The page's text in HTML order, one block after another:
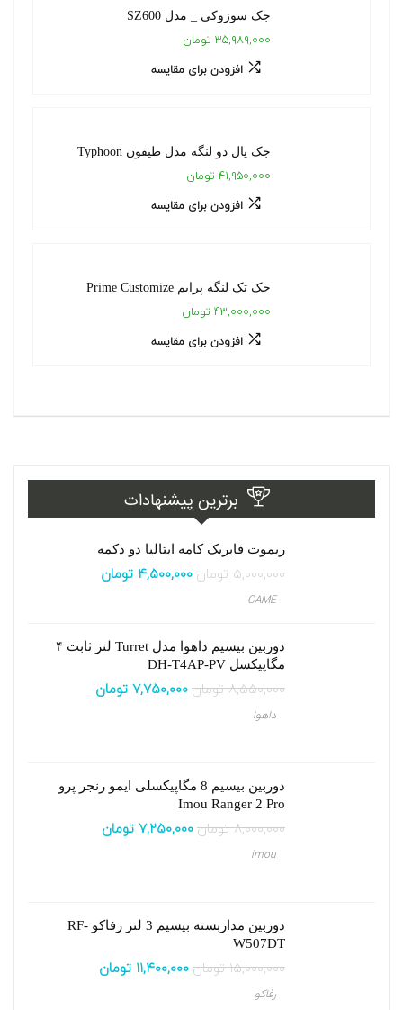
جک سوزوکی _ مدل SZ600
۳۵,۹۸۹,۰۰۰ تومان
افزودن برای مقایسه
جک یال دو لنگه مدل طیفون Typhoon
۴۱,۹۵۰,۰۰۰ تومان
افزودن برای مقایسه
جک تک لنگه پرایم Prime Customize
۴۳,۰۰۰,۰۰۰ تومان
افزودن برای مقایسه
برترین پیشنهادات
ریموت فابریک کامه ایتالیا دو دکمه
۵,۰۰۰,۰۰۰تومان۴,۵۰۰,۰۰۰ تومان
CAME
دوربین بیسیم داهوا مدل Turret لنز ثابت ۴
مگاپیکسل DH-T4AP-PV
۸,۵۵۰,۰۰۰تومان۷,۷۵۰,۰۰۰تومان
داهوا
دوربین بیسیم 8 مگاپیکسلی ایمو رنجر پرو
Imou Ranger 2 Pro
۸,۰۰۰,۰۰۰تومان۷,۲۵۰,۰۰۰تومان
imou
دوربین مداربسته بیسیم 3 لنز رفاکو RF-
W507DT
۱۵,۰۰۰,۰۰۰تومان۱۱,۴۰۰,۰۰۰ تومان
رفاکو